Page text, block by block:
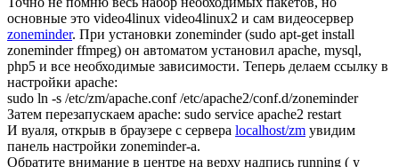
основные это video4linux video4linux2 и сам видеосервер
zoneminder. При установки zoneminder (sudo apt-get install
zoneminder ffmpeg) он автоматом установил apache, mysql,
php5 и все необходимые зависимости. Теперь делаем ссылку в
настройки apache:
sudo ln -s /etc/zm/apache.conf /etc/apache2/conf.d/zoneminder
Затем перезапускаем apache: sudo service apache2 restart
И вуаля, открыв в браузере с сервера localhost/zm увидим
панель настройки zoneminder-a.
Обратите внимание в центре на верху надпись running ( у